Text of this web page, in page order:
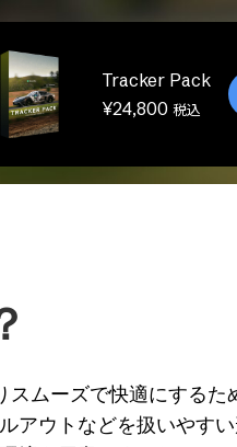
Tracker Pack
¥24,800 税込
ムーズで快適にするた
アウトなどを扱いやすい